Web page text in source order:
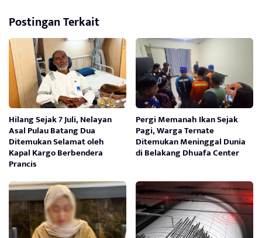
Postingan Terkait
Hilang Sejak 7 Juli, Nelayan
Asal Pulau Batang Dua
Ditemukan Selamat oleh
Kapal Kargo Berbendera
Prancis
Pergi Memanah Ikan Sejak
Pagi, Warga Ternate
Ditemukan Meninggal Dunia
di Belakang Dhuafa Center